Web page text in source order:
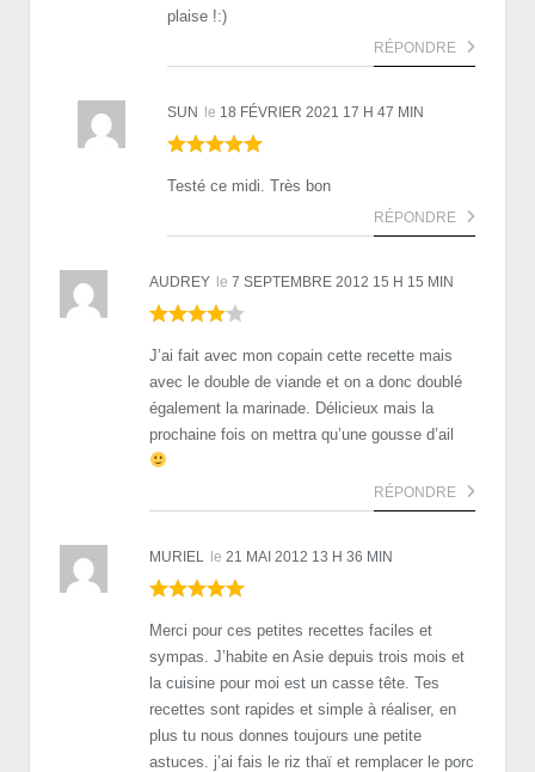
plaise !:)
RÉPONDRE
SUN le 18 FÉVRIER 2021 17 H 47 MIN
Testé ce midi. Très bon
RÉPONDRE
AUDREY le 7 SEPTEMBRE 2012 15 H 15 MIN
J’ai fait avec mon copain cette recette mais
avec le double de viande et on a donc doublé
également la marinade. Délicieux mais la
prochaine fois on mettra qu’une gousse d’ail
RÉPONDRE
MURIEL le 21 MAI 2012 13 H 36 MIN
Merci pour ces petites recettes faciles et
sympas. J’habite en Asie depuis trois mois et
la cuisine pour moi est un casse tête. Tes
recettes sont rapides et simple à réaliser, en
plus tu nous donnes toujours une petite
astuces. j’ai fais le riz thaï et remplacer le porc